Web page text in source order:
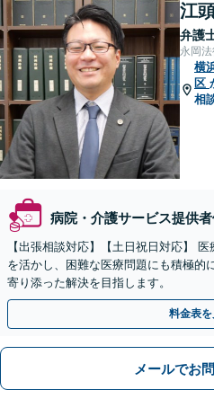
江
弁護
永岡
横
区
相
病院・介護サービス提供者
【出張相談対応】【土日祝日対応】
を活かし、困難な医療問題にも積極的
寄り添った解決を目指します。
料金表を
メールでお